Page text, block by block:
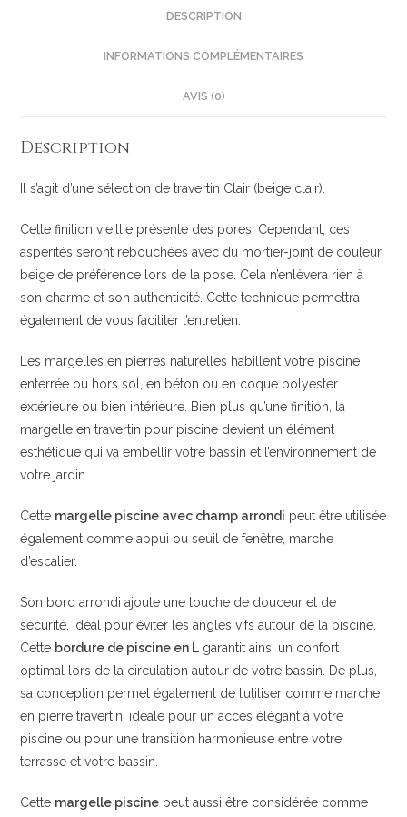
DESCRIPTION
INFORMATIONS COMPLÉMENTAIRES
AVIS (0)
Description
Il s’agit d’une sélection de travertin Clair (beige clair).
Cette finition vieillie présente des pores. Cependant, ces
aspérités seront rebouchées avec du mortier-joint de couleur
beige de préférence lors de la pose. Cela n’enlèvera rien à
son charme et son authenticité. Cette technique permettra
également de vous faciliter l’entretien.
Les margelles en pierres naturelles habillent votre piscine
enterrée ou hors sol, en béton ou en coque polyester
extérieure ou bien intérieure. Bien plus qu’une finition, la
margelle en travertin pour piscine devient un élément
esthétique qui va embellir votre bassin et l’environnement de
votre jardin.
Cette margelle piscine avec champ arrondi peut être utilisée
également comme appui ou seuil de fenêtre, marche
d’escalier.
Son bord arrondi ajoute une touche de douceur et de
sécurité, idéal pour éviter les angles vifs autour de la piscine.
Cette bordure de piscine en L garantit ainsi un confort
optimal lors de la circulation autour de votre bassin. De plus,
sa conception permet également de l’utiliser comme marche
en pierre travertin, idéale pour un accès élégant à votre
piscine ou pour une transition harmonieuse entre votre
terrasse et votre bassin.
Cette margelle piscine peut aussi être considérée comme